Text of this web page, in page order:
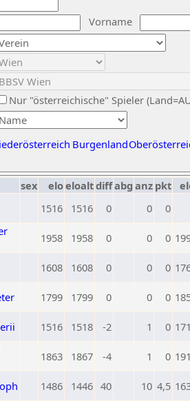
Vorname
Nur "österreichische" Spieler
Burgenland
sex eloeloaltdiffabg anz pkt
1516 1516 0 0 0
1958 1958 0 0 0
1608 1608 0 0 0
1799 1799 0 0 0
1516 1518 -2 1 0
1863 1867 -4 1 0
1486 1446 40 10 4,5